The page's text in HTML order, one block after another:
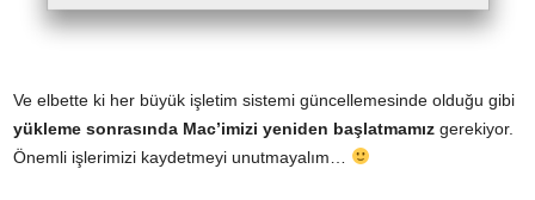
Ve elbette ki her büyük işletim sistemi güncellemesinde olduğu gibi
yükleme sonrasında Mac’imizi yeniden başlatmamız gerekiyor.
Önemli işlerimizi kaydetmeyi unutmayalım…